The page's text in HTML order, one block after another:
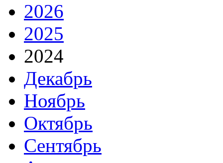
2026
2025
2024
Декабрь
Ноябрь
Октябрь
Сентябрь